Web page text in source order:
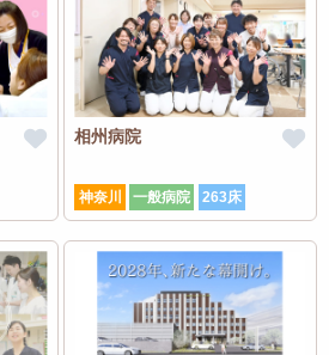
相州病院
神奈川 一般病院 263床